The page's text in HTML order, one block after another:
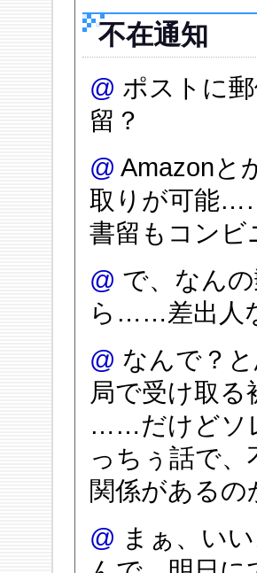
不在通知
@ ポストに
留？
@ Amazonと
取りが可能
書留もコン
@ で、なん
ら……差出人
@ なんで？
局で受け取
……だけどソ
っちぅ話で
関係がある
@ まぁ、い